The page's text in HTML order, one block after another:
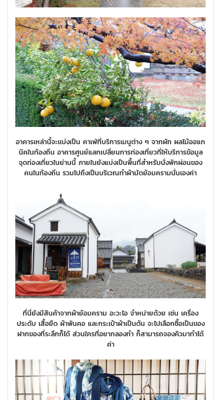
อาคารเหล่านี้จะเเบ่งเป็น คาเฟ่ที่บริการเมนูต่าง ๆ จากผัก ผลไม้ออแก
นิคในท้องถิ่น อาคารศูนย์แลกเปลี่ยนการท่องเที่ยวที่ให้บริการข้อมูล
จุดท่องเที่ยวในย่านนี้ ภายในยังแบ่งเป็นพื้นที่สำหรับนั่งพักผ่อนของ
คนในท้องถิ่น รวมไปถึงเป็นบริเวณทำผ้ามัดย้อมครามนั่นเองค่า
ที่นี่ยังมีสินค้าจากผ้าย้อมคราม อะวะไอ จำหน่ายด้วย เช่น เครื่อง
ประดับ เสื้อยืด ผ้าพันคอ และกระเป๋าผ้าเป็นต้น จะไปเลือกซื้อเป็นของ
ฝากของที่ระลึกก็ได้ ส่วนใครที่อยากลองทำ ก็สามารถจองคิวมาทำได้
ค่า